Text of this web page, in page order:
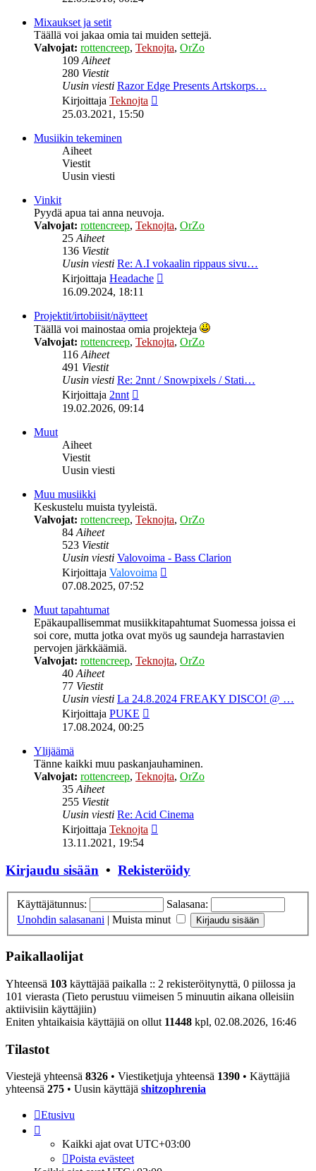
Mixaukset ja setit
Täällä voi jakaa omia tai muiden settejä.
Valvojat: rottencreep, Teknojta, OrZo
109Aiheet
280 Viestit
Uusin viesti Razor Edge Presents Artskorps…
Kirjoittaja Teknojta
25.03.2021, 15:50
Musiikin tekeminen
Aiheet
Viestit
Uusin viesti
Vinkit
Pyydä apua tai anna neuvoja.
Valvojat: rottencreep, Teknojta, OrZo
25Aiheet
136 Viestit
Uusin viesti Re: A.I vokaalin rippaus sivu…
Kirjoittaja Headache
16.09.2024, 18:11
Projektit/irtobiisit/näytteet
Täällä voi mainostaa omia projekteja
Valvojat: rottencreep, Teknojta, OrZo
116Aiheet
491 Viestit
Uusin viesti Re: 2nnt / Snowpixels / Stati…
Kirjoittaja 2nnt
uusin
19.02.2026, 09:14
Muut
Aiheet
Viestit
Uusin viesti
Muu musiikki
Keskustelu muista tyyleistä.
Valvojat: rottencreep, Teknojta, OrZo
84Aiheet
523 Viestit
Uusin viesti Valovoima - Bass Clarion
Kirjoittaja Valovoima
07.08.2025, 07:52
Muut tapahtumat
Epäkaupallisemmat musiikkitapahtumat Suomessa joissa ei
soi core, mutta jotka ovat myös ug saundeja harrastavien
pervojen järkkäämiä.
Valvojat: rottencreep, Teknojta, OrZo
40Aiheet
77 Viestit
Uusin viesti La 24.8.2024 FREAKY DISCO! @ …
Kirjoittaja PUKE
17.08.2024, 00:25
Ylijäämä
Tänne kaikki muu paskanjauhaminen.
Valvojat: rottencreep, Teknojta, OrZo
35Aiheet
255 Viestit
Uusin viesti Re: Acid Cinema
Kirjoittaja Teknojta
13.11.2021, 19:54
Kirjaudu sisään • Rekisteröidy
Käyttäjätunnus:
Salasana:
Unohdin salasanani | Muista minut
Paikallaolijat
Yhteensä 103 käyttäjää paikalla :: 2 rekisteröitynyttä, 0 piilossa ja
101 vierasta (Tieto perustuu viimeisen 5 minuutin aikana olleisiin
aktiivisiin käyttäjiin)
Eniten yhtaikaisia käyttäjiä on ollut 11448 kpl, 02.08.2026, 16:46
Tilastot
Viestejä yhteensä 8326 • Viestiketjuja yhteensä 1390 • Käyttäjiä
yhteensä 275 • Uusin käyttäjä shitzophrenia
Etusivu
Kaikki ajat ovat UTC+03:00
Poista evästeet